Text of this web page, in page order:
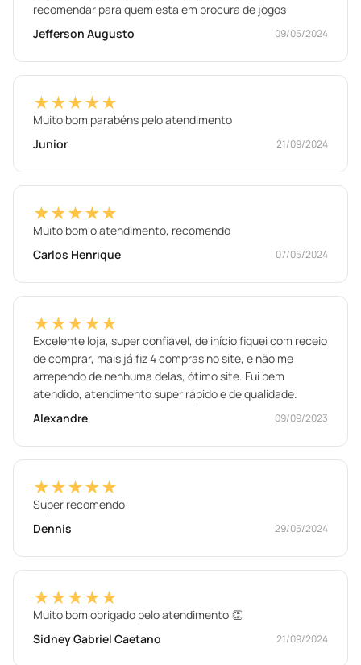
recomendar para quem esta em procura de jogos
Jefferson Augusto
09/05/2024
★★★★★
Muito bom parabéns pelo atendimento
Junior
21/09/2024
★★★★★
Muito bom o atendimento, recomendo
Carlos Henrique
07/05/2024
★★★★★
Excelente loja, super confiável, de início fiquei com receio
de comprar, mais já fiz 4 compras no site, e não me
arrependo de nenhuma delas, ótimo site. Fui bem
atendido, atendimento super rápido e de qualidade.
Alexandre
09/09/2023
★★★★★
Super recomendo
Dennis
29/05/2024
★★★★★
Muito bom obrigado pelo atendimento 👏
Sidney Gabriel Caetano
21/09/2024